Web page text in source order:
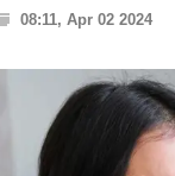
08:11, Apr 02 2024